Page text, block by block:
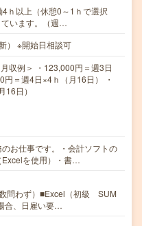
ｈ以上（休憩0～1ｈで選択
います。（週…
） ※開始日相談可
収例＞ ・123,000円＝週3日
＝週4日×4ｈ（月16日） ・
16日）
お仕事です。・会計ソフトの
Excelを使用）・書…
問わず）■Excel（初級 SUM
合、日雇い要…